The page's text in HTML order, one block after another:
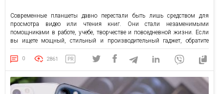
Современные планшеты давно перестали быть лишь средством для
просмотра видео или чтения книг. Они стали незаменимыми
помощниками в работе, учебе, творчестве и повседневной жизни. Если
вы ищете мощный, стильный и производительный гаджет, обратите
внимание на планшет Айпад в Comfy — ассортимент здесь огромный.
iPad сочетает передовые технологии, интуитивный интерфейс и высокую
производительность, что делает его отличным […]
0 2861 PR